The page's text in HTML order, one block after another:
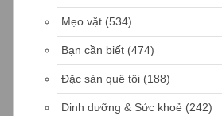
Mẹo vặt (534)
Bạn cần biết (474)
Đặc sản quê tôi (188)
Dinh dưỡng & Sức khoẻ (242)